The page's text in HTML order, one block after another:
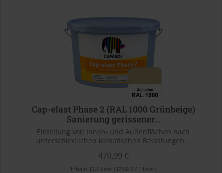
Cap-elast Phase 2 (RAL 1000 Grünbeige)
Sanierung gerissener...
Einteilung von Innen- und Außenflächen nach
unterschiedlichen klimatischen Belastungen...
470,99 €
Inhalt: 12.5 Liter (37,68 € / 1 Liter)